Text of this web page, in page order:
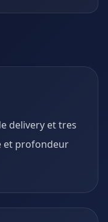
delivery et tres
et profondeur